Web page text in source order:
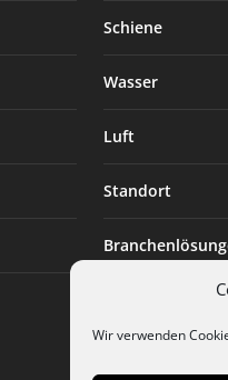
Wir verwenden
Schiene
Wasser
Luft
Standort